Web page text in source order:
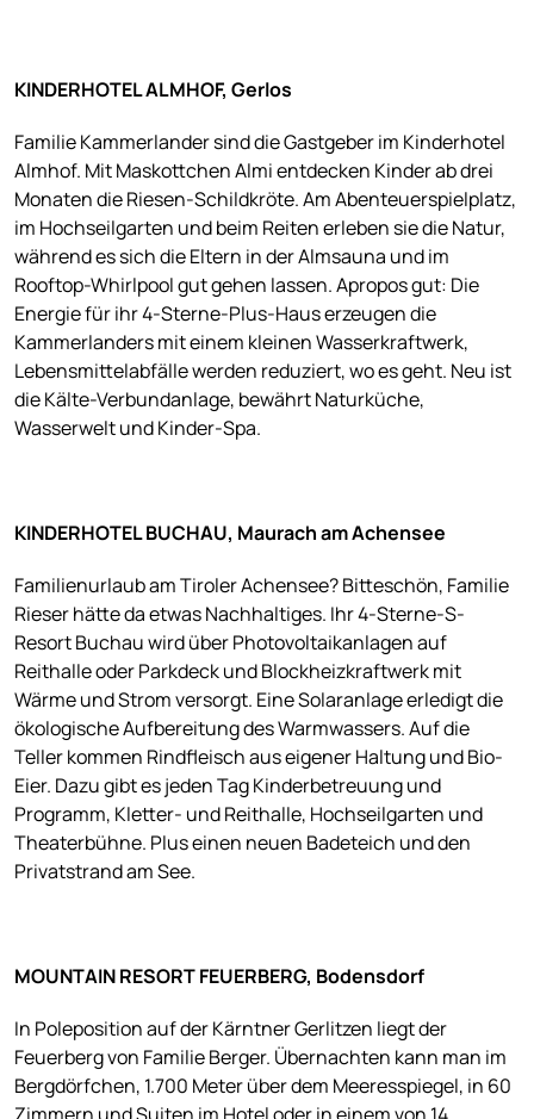
KINDERHOTEL ALMHOF, Gerlos
Familie Kammerlander sind die Gastgeber im Kinderhotel
Almhof. Mit Maskottchen Almi entdecken Kinder ab drei
Monaten die Riesen-Schildkröte. Am Abenteuerspielplatz,
im Hochseilgarten und beim Reiten erleben sie die Natur,
während es sich die Eltern in der Almsauna und im
Rooftop-Whirlpool gut gehen lassen. Apropos gut: Die
Energie für ihr 4-Sterne-Plus-Haus erzeugen die
Kammerlanders mit einem kleinen Wasserkraftwerk,
Lebensmittelabfälle werden reduziert, wo es geht. Neu ist
die Kälte-Verbundanlage, bewährt Naturküche,
Wasserwelt und Kinder-Spa.
KINDERHOTEL BUCHAU, Maurach am Achensee
Familienurlaub am Tiroler Achensee? Bitteschön, Familie
Rieser hätte da etwas Nachhaltiges. Ihr 4-Sterne-S-
Resort Buchau wird über Photovoltaikanlagen auf
Reithalle oder Parkdeck und Blockheizkraftwerk mit
Wärme und Strom versorgt. Eine Solaranlage erledigt die
ökologische Aufbereitung des Warmwassers. Auf die
Teller kommen Rindfleisch aus eigener Haltung und Bio-
Eier. Dazu gibt es jeden Tag Kinderbetreuung und
Programm, Kletter- und Reithalle, Hochseilgarten und
Theaterbühne. Plus einen neuen Badeteich und den
Privatstrand am See.
MOUNTAIN RESORT FEUERBERG, Bodensdorf
In Poleposition auf der Kärntner Gerlitzen liegt der
Feuerberg von Familie Berger. Übernachten kann man im
Bergdörfchen, 1.700 Meter über dem Meeresspiegel, in 60